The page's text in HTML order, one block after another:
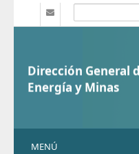
Saltar al contenido
MENÚ